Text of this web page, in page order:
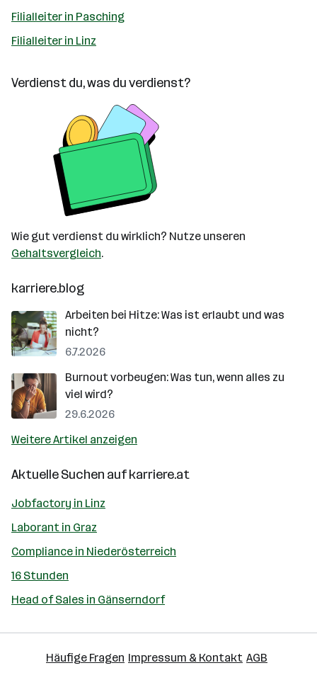
Filialleiter in Pasching
Filialleiter in Linz
Verdienst du, was du verdienst?
Wie gut verdienst du wirklich? Nutze unseren
Gehaltsvergleich.
karriere.blog
Arbeiten bei Hitze: Was ist erlaubt und was
nicht?
6.7.2026
Burnout vorbeugen: Was tun, wenn alles zu
viel wird?
29.6.2026
Weitere Artikel anzeigen
Aktuelle Suchen aufkarriere.at
Jobfactory in Linz
Laborant in Graz
Compliance in Niederösterreich
16 Stunden
Head of Sales in Gänserndorf
Häufige Fragen Impressum & Kontakt AGB